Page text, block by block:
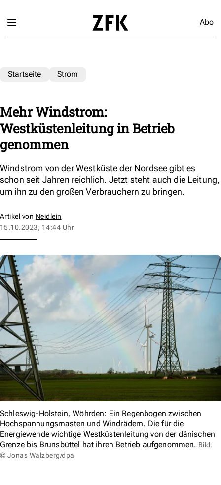
Abo
Startseite Strom
Mehr Windstrom:
Westküstenleitung in Betrieb
genommen
Windstrom von der Westküste der Nordsee gibt es
schon seit Jahren reichlich. Jetzt steht auch die Leitung,
um ihn zu den großen Verbrauchern zu bringen.
Artikel von Neidlein
15.10.2023, 14:44 Uhr
Schleswig-Holstein, Wöhrden: Ein Regenbogen zwischen
Hochspannungsmasten und Windrädern. Die für die
Energiewende wichtige Westküstenleitung von der dänischen
Grenze bis Brunsbüttel hat ihren Betrieb aufgenommen. Bild:
© Jonas Walzberg/dpa